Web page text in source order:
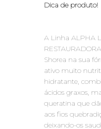
Dica de produto!
A Linha ALPHA
Shorea na sua
ativo muito
hidratante,
ácidos graxos,
queratina que
aos fios
deixando-os